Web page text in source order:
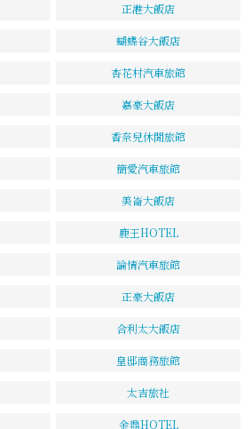
正港大飯店
蝴蝶谷大飯店
杏花村汽車旅館
嘉豪大飯店
香奈兒休閒旅館
簡愛汽車旅館
美崙大飯店
鹿王HOTEL
論情汽車旅館
正豪大飯店
合利太大飯店
皇邸商務旅館
太吉旅社
金鼎HOTEL